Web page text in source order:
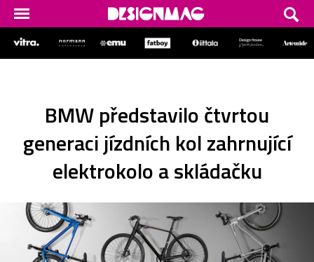
BMW představilo čtvrtou
generaci jízdních kol zahrnující
elektrokolo a skládačku